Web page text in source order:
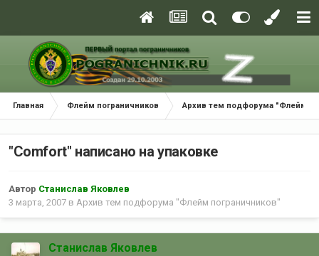
Главная Флейм пограничников Архив тем подфорума "Флейм
"Comfort" написано на упаковке
Автор Станислав Яковлев
3 марта, 2007 в Архив тем подфорума "Флейм пограничников"
Станислав Яковлев